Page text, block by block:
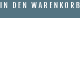
IN DEN WARENKORB